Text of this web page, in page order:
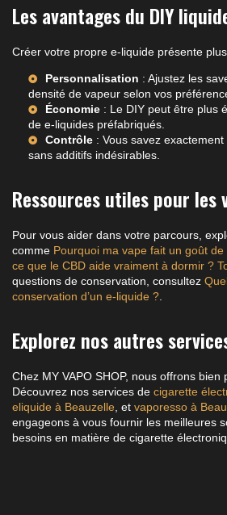
Les avantages du DIY
Créer votre propre e-liquide présente
Personnalisation : Ajustez les
densité de vapeur selon vos
Économie : Le DIY peut être plus
de e-liquides préfabriqués.
Contrôle : Vous savez
sans additifs indésirables.
Ressources utiles pour les
Pour vous aider dans votre parcours,
comme Pourquoi ma vape fait un goût de
ce que le CBD aide vraiment à dormir ?
questions de conservation, consultez
conservation d’un e-liquide ?
Explorez nos autres
Chez MY VAPO SHOP, nous offrons bien
Découvrez nos services de cigarette
eliquide à Beauzelle , et vaporesso à
engageons à vous fournir les meilleures
besoins en matière de cigarette